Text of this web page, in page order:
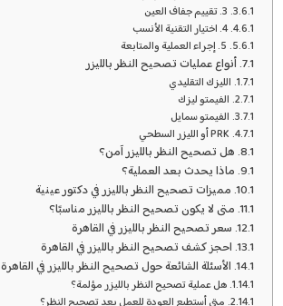
3. تقييم جفاف العين
4. اختيار التقنية الأنسب
5. إجراء العملية والمتابعة
أنواع عمليات تصحيح النظر بالليزر
الليزك التقليدي
الفيمتو ليزك
الفيمتو سمايل
PRK أو الليزر السطحي
هل تصحيح النظر بالليزر آمن؟
ماذا يحدث بعد العملية؟
مميزات تصحيح النظر بالليزر في دكتور عينية
متى لا يكون تصحيح النظر بالليزر مناسبًا؟
سعر تصحيح النظر بالليزر في القاهرة
احجز كشف تصحيح النظر بالليزر في القاهرة
الأسئلة الشائعة حول تصحيح النظر بالليزر في القاهرة
هل عملية تصحيح النظر بالليزر مؤلمة؟